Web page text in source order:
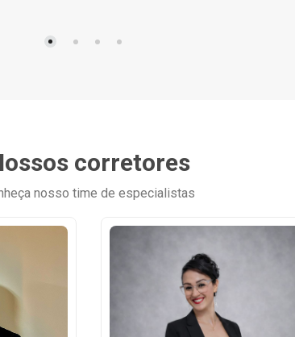
corretores
nosso time de especialistas